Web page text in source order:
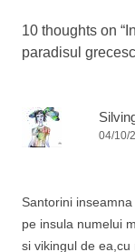
10 thoughts on “
paradisul
04/10/
Santorini
pe insula numelui
si vikingul de